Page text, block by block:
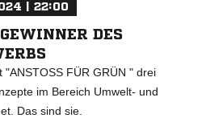
| 22:00
DES
FÜR GRÜN " drei
im Bereich Umwelt- und
Das sind sie.